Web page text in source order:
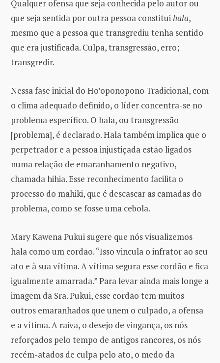
Qualquer ofensa que seja conhecida pelo autor ou
que seja sentida por outra pessoa constituihala,
mesmo que a pessoa que transgrediu tenha sentido
que era justificada. Culpa, transgressão, erro;
transgredir.
Nessa fase inicial do Ho’oponopono Tradicional, com
o clima adequado definido, o líder concentra-se no
problema específico. O hala, ou transgressão
[problema], é declarado. Hala também implica que o
perpetrador e a pessoa injustiçada estão ligados
numa relação de emaranhamento negativo,
chamada hihia. Esse reconhecimento facilita o
processo do mahiki, que é descascar as camadas do
problema, como se fosse uma cebola.
Mary Kawena Pukui sugere que nós visualizemos
hala como um cordão. “Isso vincula o infrator ao seu
ato e à sua vítima. A vítima segura esse cordão e fica
igualmente amarrada.” Para levar ainda mais longe a
imagem da Sra. Pukui, esse cordão tem muitos
outros emaranhados que unem o culpado, a ofensa
e a vítima. A raiva, o desejo de vingança, os nós
reforçados pelo tempo de antigos rancores, os nós
recém-atados de culpa pelo ato, o medo da